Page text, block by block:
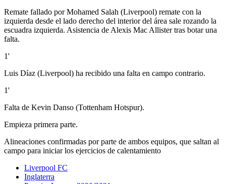
Remate fallado por Mohamed Salah (Liverpool) remate con la
izquierda desde el lado derecho del interior del área sale rozando la
escuadra izquierda. Asistencia de Alexis Mac Allister tras botar una
falta.
1'
Luis Díaz (Liverpool) ha recibido una falta en campo contrario.
1'
Falta de Kevin Danso (Tottenham Hotspur).
Empieza primera parte.
Alineaciones confirmadas por parte de ambos equipos, que saltan al
campo para iniciar los ejercicios de calentamiento
Liverpool FC
Inglaterra